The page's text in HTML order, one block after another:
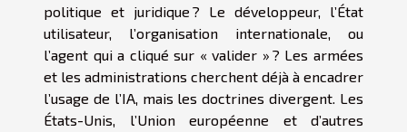
politique et juridique ? Le développeur, l’État
utilisateur, l’organisation internationale, ou
l’agent qui a cliqué sur « valider » ? Les armées
et les administrations cherchent déjà à encadrer
l’usage de l’IA, mais les doctrines divergent. Les
États-Unis, l’Union européenne et d’autres